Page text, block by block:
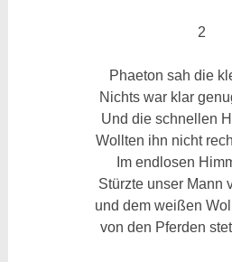
2
Phaeton sah die
Nichts war klar
Und die schnellen
Wollten ihn nicht
Im endlosen
Stürzte unser Mann
und dem weißen
von den Pferden